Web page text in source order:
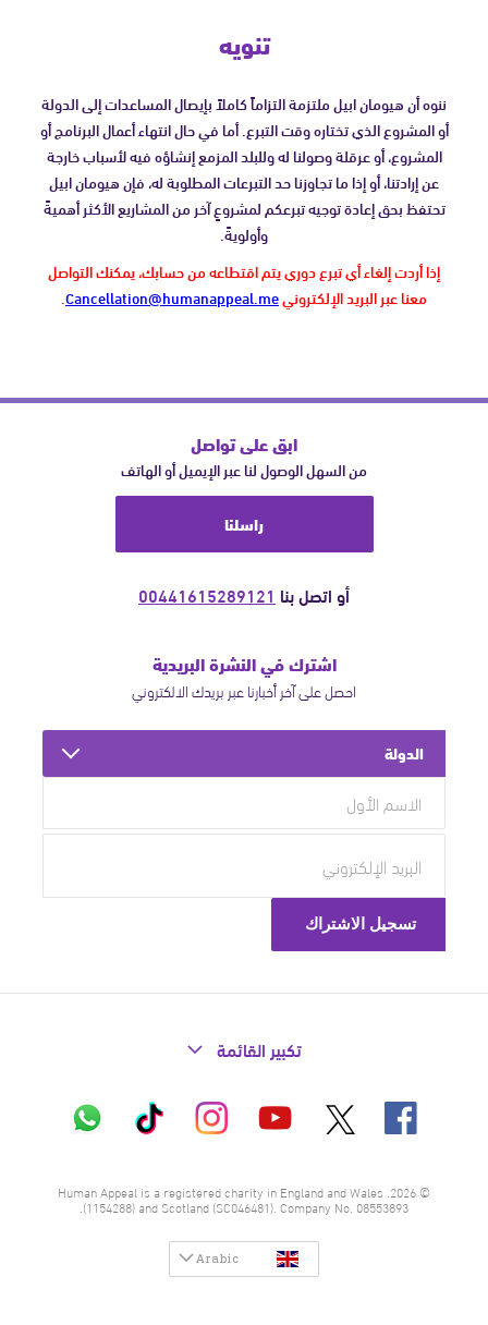
تنويه
ننوه أن هيومان ابيل ملتزمة التزاماً كاملاً بإيصال المساعدات إلى الدولة
أو المشروع الذي تختاره وقت التبرع. أما في حال انتهاء أعمال البرنامج أو
المشروع، أو عرقلة وصولنا له وللبلد المزمع إنشاؤه فيه لأسباب خارجة
عن إرادتنا، أو إذا ما تجاوزنا حد التبرعات المطلوبة له، فإن هيومان ابيل
تحتفظ بحق إعادة توجيه تبرعكم لمشروعٍ آخر من المشاريع الأكثر أهميةً
وأولويةً.
إذا أردت إلغاء أي تبرع دوري يتم اقتطاعه من حسابك، يمكنك التواصل
معنا عبر البريد الإلكترونيCancellation@humanappeal.me
.
ابق على تواصل
من السهل الوصول لنا عبر الإيميل أو الهاتف
راسلنا
أو اتصل بنا 00441615289121
اشترك في النشرة البريدية
احصل على آخر أخبارنا عبر بريدك الالكتروني
الدولة
تكبير القائمة
فيسبوك يوتيوب إنستاغرام تيك
توك
واتساب
© 2026. Human Appeal is a registered charity in England and Wales
(1154288) and Scotland (SC046481). Company No. 08553893.
Arabic